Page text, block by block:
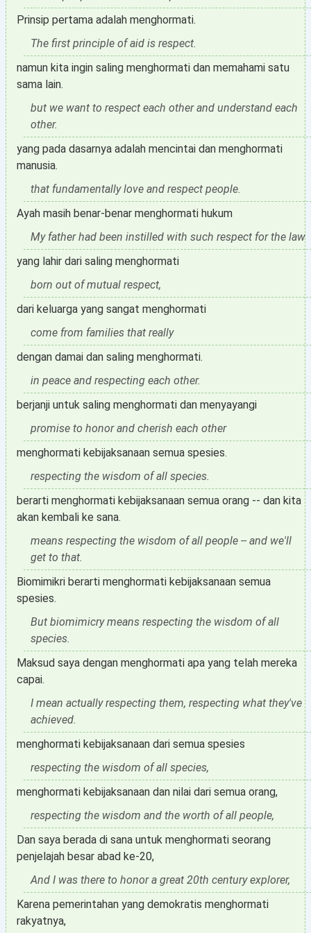
Prinsip pertama adalah menghormati.
The first principle of aid is respect.
namun kita ingin saling menghormati dan memahami satu
sama lain.
but we want to respect each other and understand each
other.
yang pada dasarnya adalah mencintai dan menghormati
manusia.
that fundamentally love and respect people.
Ayah masih benar-benar menghormati hukum
My father had been instilled with such respect for the law
yang lahir dari saling menghormati
born out of mutual respect,
dari keluarga yang sangat menghormati
come from families that really
dengan damai dan saling menghormati.
in peace and respecting each other.
berjanji untuk saling menghormati dan menyayangi
promise to honor and cherish each other
menghormati kebijaksanaan semua spesies.
respecting the wisdom of all species.
berarti menghormati kebijaksanaan semua orang -- dan kita
akan kembali ke sana.
means respecting the wisdom of all people -- and we'll
get to that.
Biomimikri berarti menghormati kebijaksanaan semua
spesies.
But biomimicry means respecting the wisdom of all
species.
Maksud saya dengan menghormati apa yang telah mereka
capai.
I mean actually respecting them, respecting what they've
achieved.
menghormati kebijaksanaan dari semua spesies
respecting the wisdom of all species,
menghormati kebijaksanaan dan nilai dari semua orang,
respecting the wisdom and the worth of all people,
Dan saya berada di sana untuk menghormati seorang
penjelajah besar abad ke-20,
And I was there to honor a great 20th century explorer,
Karena pemerintahan yang demokratis menghormati
rakyatnya,